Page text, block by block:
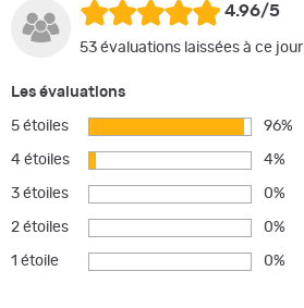
4.96/5
53 évaluations laissées à ce jour
Les évaluations
5 étoiles 96%
4 étoiles 4%
3 étoiles 0%
2 étoiles 0%
1 étoile 0%